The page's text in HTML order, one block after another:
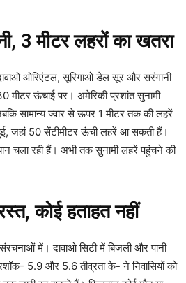
3 मीटर लहरों का खतरा
ओरिएंटल, सूरिगाओ डेल सूर और सरंगानी
ऊंचाई पर। अमेरिकी प्रशांत सुनामी
सामान्य ज्वार से ऊपर 1 मीटर तक की लहरें
हुई, जहां 50 सेंटीमीटर ऊंची लहरें आ सकती हैं।
चला रही हैं। अभी तक सुनामी लहरें पहुंचने की
कोई हताहत नहीं
में। दावाओ सिटी में बिजली और पानी
5.9 और 5.6 तीव्रता के- ने निवासियों को